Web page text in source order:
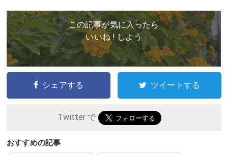
この記事が気に入ったら
いいね ! しよう
シェアする ツイートする
Twitter で
おすすめの記事